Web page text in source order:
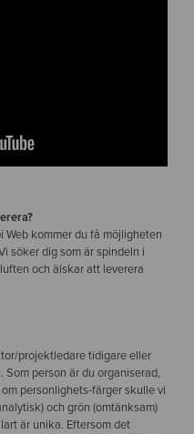
kommer du få möjligheten
söker dig som är spindeln i
och älskar att leverera
projektledare tidigare eller
person är du organiserad,
personlighets-färger skulle vi
och grön (omtänksam)
är unika. Eftersom det